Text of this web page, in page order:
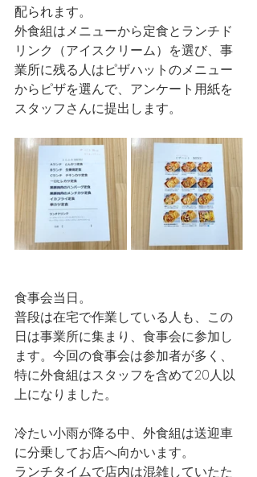
配られます。
外食組はメニューから定食とランチド
リンク（アイスクリーム）を選び、事
業所に残る人はピザハットのメニュー
からピザを選んで、アンケート用紙を
スタッフさんに提出します。
食事会当日。
普段は在宅で作業している人も、この
日は事業所に集まり、食事会に参加し
ます。今回の食事会は参加者が多く、
特に外食組はスタッフを含めて20人以
上になりました。
冷たい小雨が降る中、外食組は送迎車
に分乗してお店へ向かいます。
ランチタイムで店内は混雑していたた